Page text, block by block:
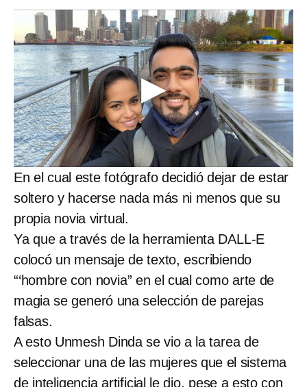
En el cual este fotógrafo decidió dejar de estar
soltero y hacerse nada más ni menos que su
propia novia virtual.
Ya que a través de la herramienta DALL-E
colocó un mensaje de texto, escribiendo
“‘hombre con novia” en el cual como arte de
magia se generó una selección de parejas
falsas.
A esto Unmesh Dinda se vio a la tarea de
seleccionar una de las mujeres que el sistema
de inteligencia artificial le dio, pese a esto con